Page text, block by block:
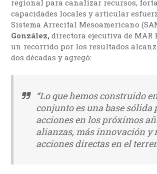
regional para canalizar recursos,
capacidades locales y articular
Sistema Arrecifal Mesoamericano
González, directora ejecutiva de MAR
un recorrido por los resultados
dos décadas y agregó:
“Lo que hemos construido
conjunto es una base sólida
acciones en los próximos
alianzas, más innovación y
acciones directas en el